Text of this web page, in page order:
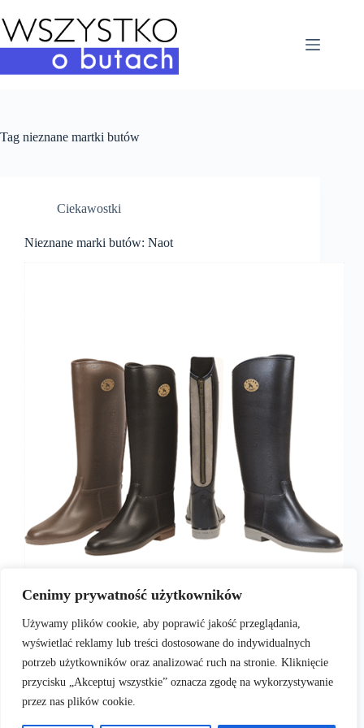
Cenimy prywatność użytkowników
Używamy plików cookie, aby poprawić jakość przeglądania,
wyświetlać reklamy lub treści dostosowane do indywidualnych
potrzeb użytkowników oraz analizować ruch na stronie. Kliknięcie
przycisku „Akceptuj wszystkie” oznacza zgodę na wykorzystywanie
przez nas plików cookie.
do
treści
Tag nieznane martki butów
Ciekawostki
Nieznane marki butów: Naot
Komfort to nowy standard wśród producentów
obuwia wszelkiego typu. Poza tym, że buty muszą
być efektowne, muszą też być bardzo wygodne.
Każda marka znajduje inny sposób, by zapewnić
swoim klientom komfort na najwyższym poziomie,
ale firma Naot zna się na…
admin
2017-01-10